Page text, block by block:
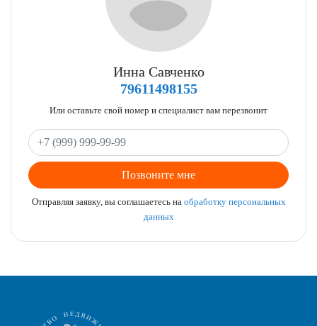
Инна Савченко
79611498155
Или оставьте свой номер и специалист вам перезвонит
Позвоните мне
Отправляя заявку, вы соглашаетесь на обработку персональных
данных